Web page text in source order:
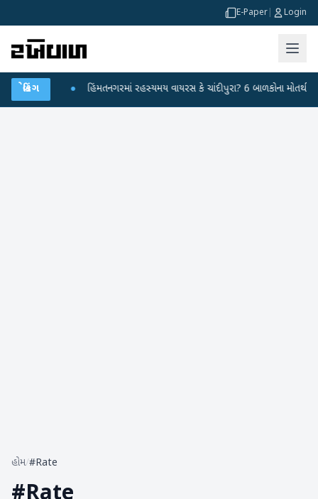
E-Paper Login
બ્રેકિંગ
કર્યા હિંમતનગરમાં રહસ્યમય વાયરસ કે ચાંદીપુરા? 6 બાળકોના મોતથી ફફડાટ
હોમ/#Rate